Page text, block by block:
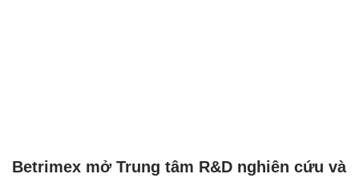
Betrimex mở Trung tâm R&D nghiên cứu và